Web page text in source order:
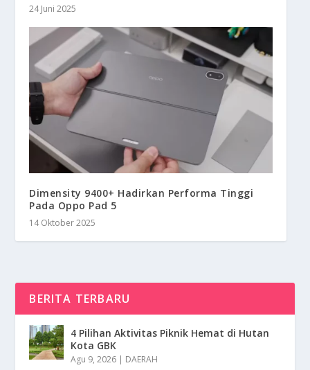
24 Juni 2025
Dimensity 9400+ Hadirkan Performa Tinggi
Pada Oppo Pad 5
14 Oktober 2025
BERITA TERBARU
4 Pilihan Aktivitas Piknik Hemat di Hutan
Kota GBK
Agu 9, 2026 | DAERAH